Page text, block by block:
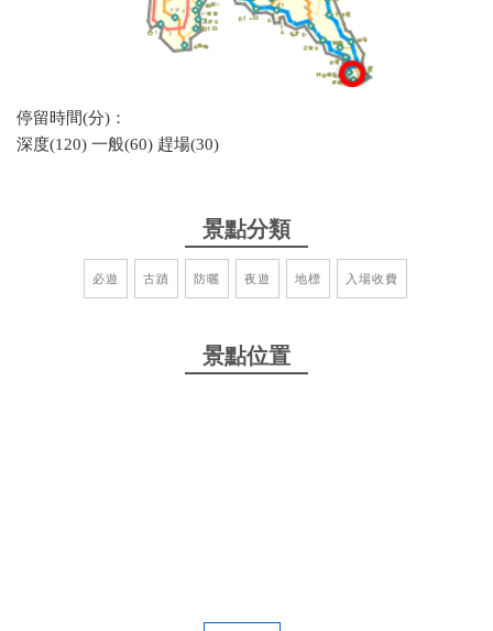
停留時間(分)：
深度(120) 一般(60) 趕場(30)
景點分類
必遊 古蹟 防曬 夜遊 地標 入場收費
景點位置